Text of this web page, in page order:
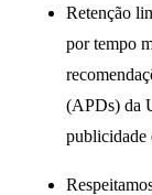
Retenção
por tempo
(APDs) da
publicidade